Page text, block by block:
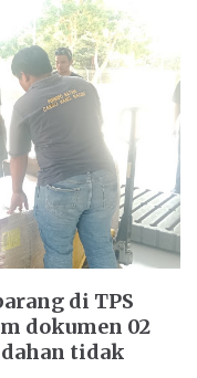
di TPS
dokumen 02
tidak